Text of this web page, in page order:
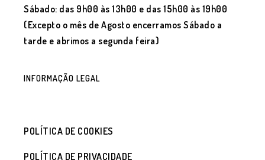
Sábado: das 9h00 às 13h00 e das 15h00 às 19h00
(Excepto o mês de Agosto encerramos Sábado a
tarde e abrimos a segunda feira)
INFORMAÇÃO LEGAL
POLÍTICA DE COOKIES
POLÍTICA DE PRIVACIDADE